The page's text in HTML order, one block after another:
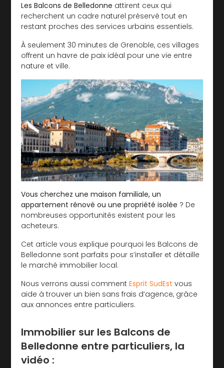
Les Balcons de Belledonne attirent ceux qui
recherchent un cadre naturel préservé tout en
restant proches des services urbains essentiels.
À seulement 30 minutes de Grenoble, ces villages
offrent un havre de paix idéal pour une vie entre
nature et ville.
Vous cherchez une maison familiale, un
appartement rénové ou une propriété isolée ? De
nombreuses opportunités existent pour les
acheteurs.
Cet article vous explique pourquoi les Balcons de
Belledonne sont parfaits pour s’installer et détaille
le marché immobilier local.
Nous verrons aussi commentEsprit SudEst vous
aide à trouver un bien sans frais d’agence, grâce
aux annonces entre particuliers.
Immobilier sur les Balcons de
Belledonne entre particuliers, la
vidéo :